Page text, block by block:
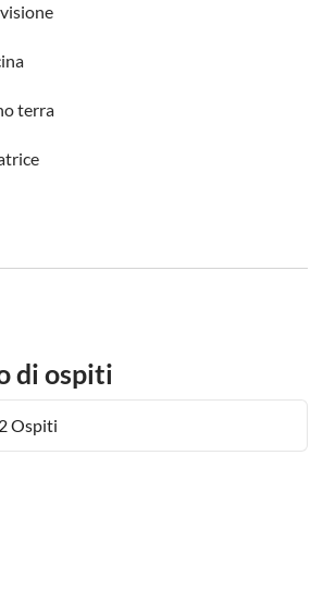
terra
di ospiti